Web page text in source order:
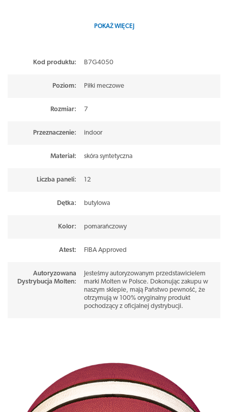
Najważniejsze informacje:
Materiał: najwyższej jakości syntetyczna skóra
Kultowy 12-panelowy design w dwóch kolorach
Model przeznaczony do użytku w hali (Indoor)
Dzięki ulepszonemu systemowi tłumienia drgań sprawdzi się zarówno w
marka Molten po raz kolejny udowadnia, że komfort gry może iść w
POKAŻ WIĘCEJ
Kod produktu: B7G4050
Poziom: Piłki meczowe
Rozmiar: 7
Przeznaczenie: indoor
Materiał: skóra syntetyczna
Liczba paneli: 12
Dętka: butylowa
Kolor: pomarańczowy
Atest: FIBA Approved
Autoryzowana
Dystrybucja Molten:
Jesteśmy autoryzowanym przedstawicielem
marki Molten w Polsce. Dokonując zakupu w
naszym sklepie, mają Państwo pewność, że
otrzymują w 100% oryginalny produkt
pochodzący z oficjalnej dystrybucji.